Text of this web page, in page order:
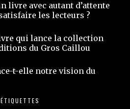
livre avec autant d’attente
les lecteurs ?
qui lance la collection
du Gros Caillou
t-elle notre vision du
ÉTIQUETTES